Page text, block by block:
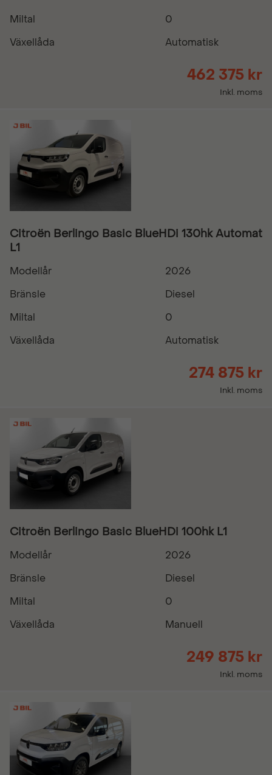
Miltal
0
Växellåda
Automatisk
462 375 kr
Inkl. moms
Citroën Berlingo Basic BlueHDi 130hk Automat
L1
Modellår
2026
Bränsle
Diesel
Miltal
0
Växellåda
Automatisk
274 875 kr
Inkl. moms
Citroën Berlingo Basic BlueHDi 100hk L1
Modellår
2026
Bränsle
Diesel
Miltal
0
Växellåda
Manuell
249 875 kr
Inkl. moms